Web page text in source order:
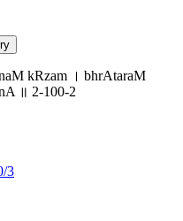
kRzam । bhrAtaraM
॥ 2-100-2
3